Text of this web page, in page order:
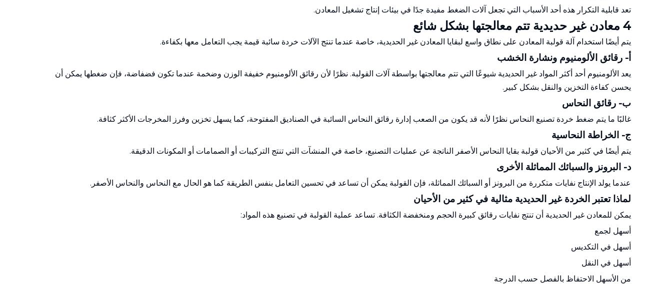
تعد قابلية التكرار هذه أحد الأسباب التي تجعل آلات الضغط مفيدة جدًا في بيئات إنتاج تشغيل المعادن.
4 معادن غير حديدية تتم معالجتها بشكل شائع
يتم أيضًا استخدام آلة قولبة المعادن على نطاق واسع لبقايا المعادن غير الحديدية، خاصة عندما تنتج الآلات خردة سائبة قيمة يجب التعامل معها بكفاءة.
أ- رقائق الألومنيوم ونشارة الخشب
يعد الألومنيوم أحد أكثر المواد غير الحديدية شيوعًا التي تتم معالجتها بواسطة آلات القولبة. نظرًا لأن رقائق الألومنيوم خفيفة الوزن وضخمة عندما تكون فضفاضة، فإن ضغطها يمكن أن
يحسن كفاءة التخزين والنقل بشكل كبير.
ب- رقائق النحاس
غالبًا ما يتم ضغط خردة تصنيع النحاس نظرًا لأنه قد يكون من الصعب إدارة رقائق النحاس السائبة في الصناديق المفتوحة، كما يسهل تخزين وفرز المخرجات الأكثر كثافة.
ج- الخراطة النحاسية
يتم أيضًا في كثير من الأحيان قولبة بقايا النحاس الأصفر الناتجة عن عمليات التصنيع، خاصة في المنشآت التي تنتج التركيبات أو الصمامات أو المكونات الدقيقة.
د- البرونز والسبائك المماثلة الأخرى
عندما يولد الإنتاج نفايات متكررة من البرونز أو السبائك المماثلة، فإن القولبة يمكن أن تساعد في تحسين التعامل بنفس الطريقة كما هو الحال مع النحاس والنحاس الأصفر.
لماذا تعتبر الخردة غير الحديدية مثالية في كثير من الأحيان
يمكن للمعادن غير الحديدية أن تنتج نفايات رقائق كبيرة الحجم ومنخفضة الكثافة. تساعد عملية القولبة في تصنيع هذه المواد:
أسهل لجمع
أسهل في التكديس
أسهل في النقل
من الأسهل الاحتفاظ بالفصل حسب الدرجة